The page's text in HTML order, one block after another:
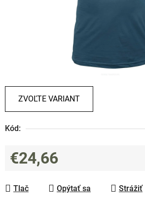
ZVOĽTE VARIANT
Kód:
€24,66
Tlač
Opýtať sa Strážiť